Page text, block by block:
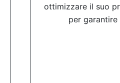
ottimizzare il suo
per garantire